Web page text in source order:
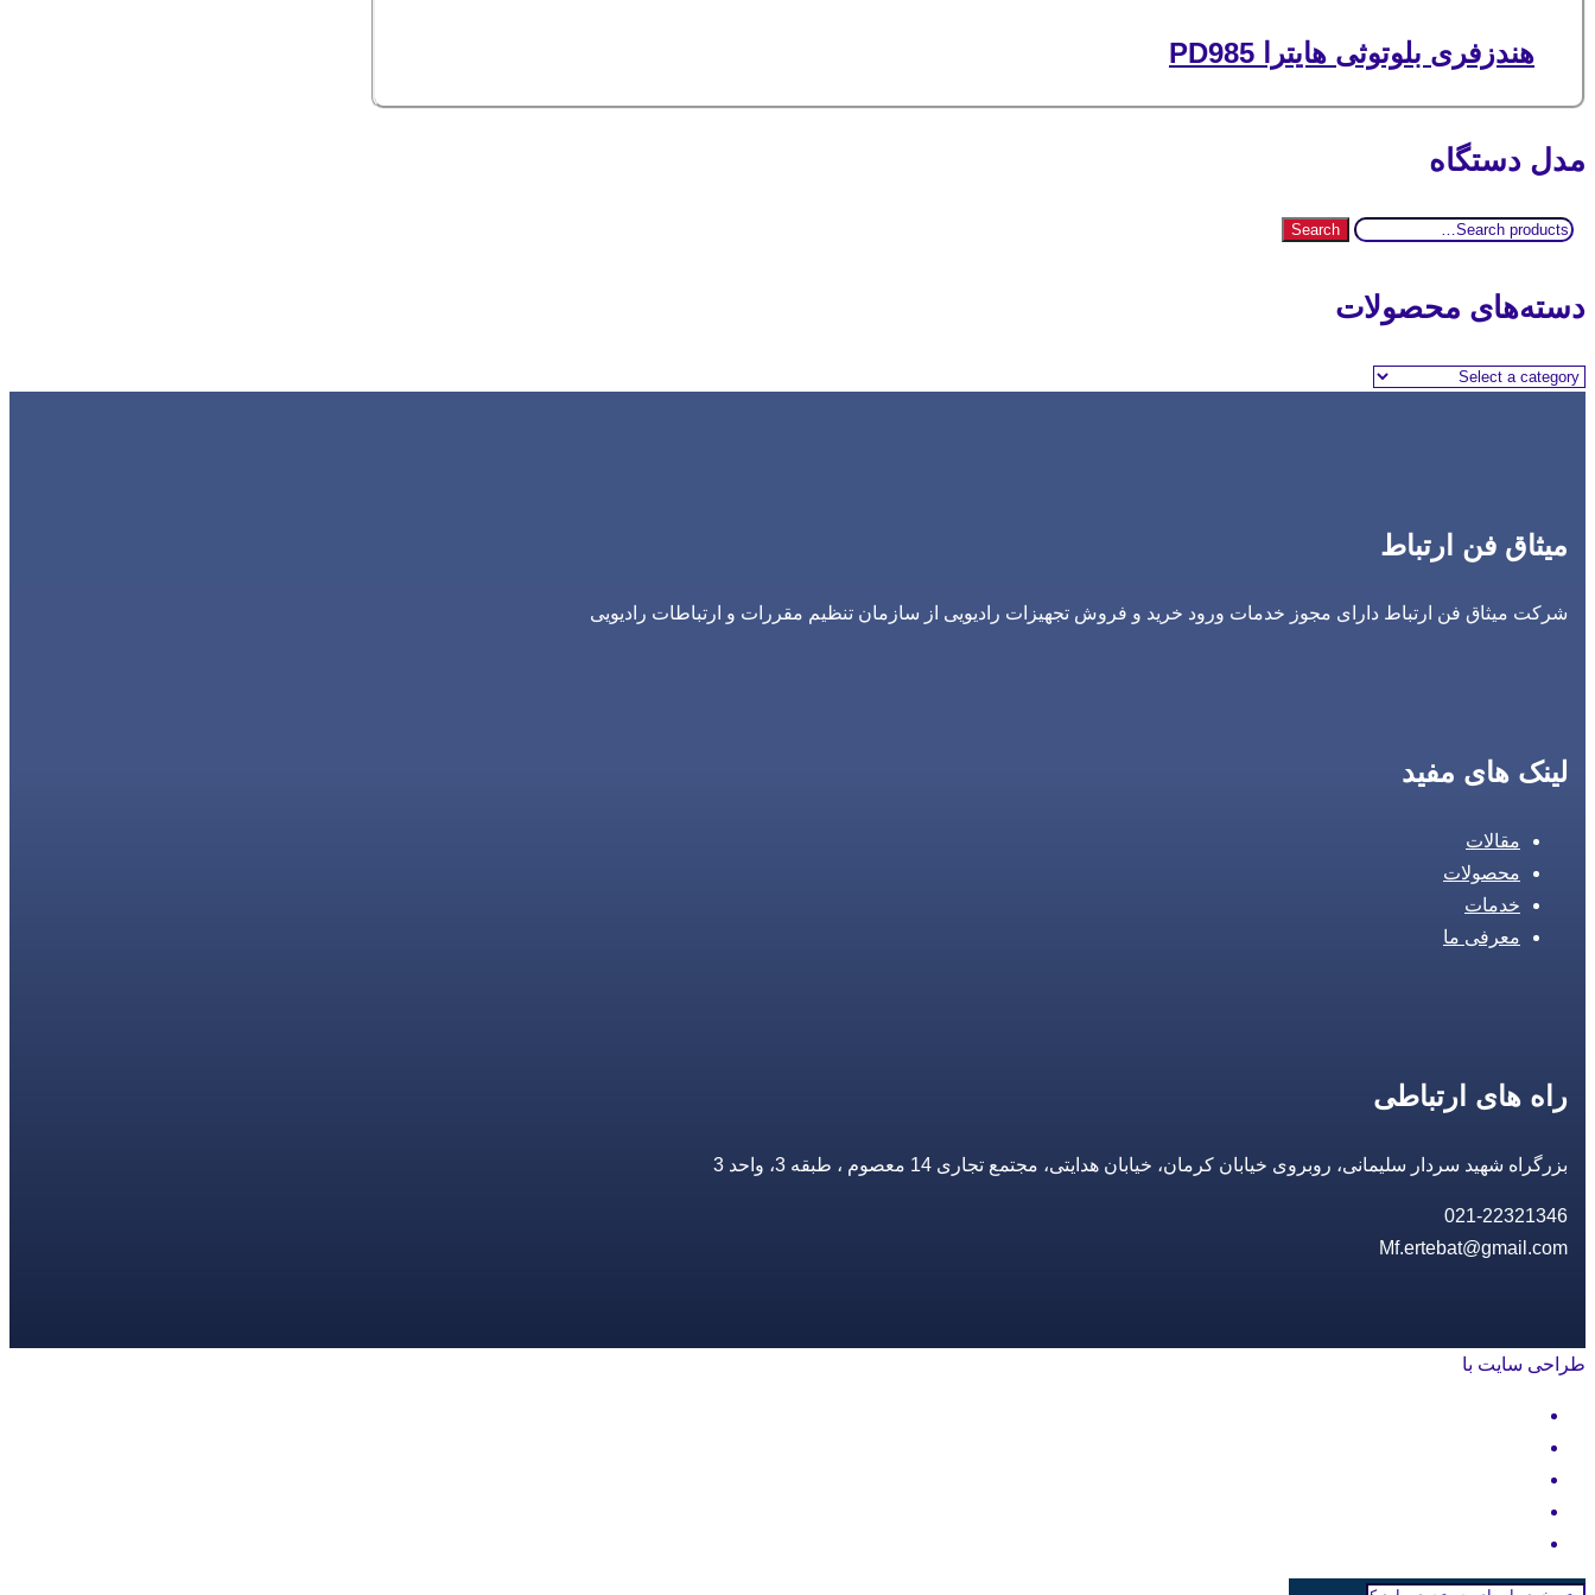
هندزفری بلوتوثی هایترا PD985
مدل دستگاه
Search
Search
دسته‌های محصولات
میثاق فن ارتباط
شرکت میثاق فن ارتباط دارای مجوز خدمات ورود خرید و فروش تجهیزات رادیویی از سازمان تنظیم مقررات و ارتباطات رادیویی
لینک های مفید
مقالات
محصولات
خدمات
معرفی ما
راه های ارتباطی
بزرگراه شهید سردار سلیمانی، روبروی خیابان کرمان، خیابان هدایتی، مجتمع تجاری 14 معصوم ، طبقه 3، واحد 3
021-22321346
Mf.ertebat@gmail.com
طراحی سایت با